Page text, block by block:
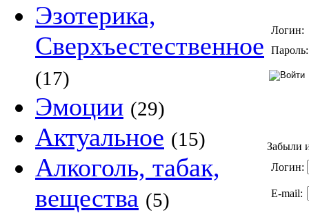
Эзотерика,
Сверхъестественное
(17)
Эмоции (29)
Актуальное (15)
Алкоголь, табак,
вещества (5)
Логин:
Пароль:
Забыли
Логин:
E-mail: